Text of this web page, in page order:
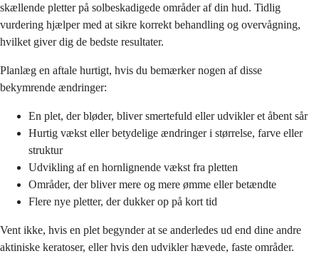
skællende pletter på solbeskadigede områder af din hud. Tidlig
vurdering hjælper med at sikre korrekt behandling og overvågning,
hvilket giver dig de bedste resultater.
Planlæg en aftale hurtigt, hvis du bemærker nogen af disse
bekymrende ændringer:
En plet, der bløder, bliver smertefuld eller udvikler et åbent sår
Hurtig vækst eller betydelige ændringer i størrelse, farve eller
struktur
Udvikling af en hornlignende vækst fra pletten
Områder, der bliver mere og mere ømme eller betændte
Flere nye pletter, der dukker op på kort tid
Vent ikke, hvis en plet begynder at se anderledes ud end dine andre
aktiniske keratoser, eller hvis den udvikler hævede, faste områder.